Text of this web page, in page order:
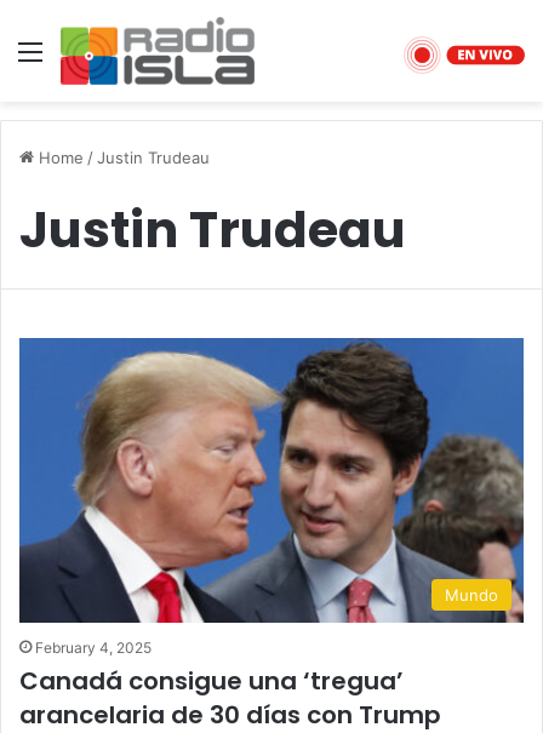
Menu
Home /Justin Trudeau
Justin Trudeau
Mundo
February 4, 2025
Canadá consigue una ‘tregua’
arancelaria de 30 días con Trump